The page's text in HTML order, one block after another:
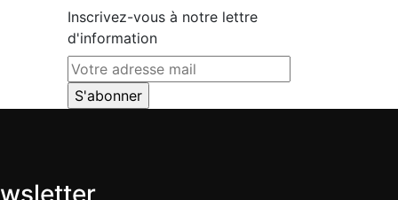
Inscrivez-vous à notre lettre
d'information